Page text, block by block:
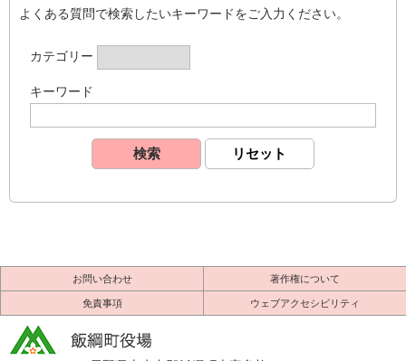
よくある質問で検索したいキーワードをご入力ください。
カテゴリー
キーワード
お問い合わせ 著作権について
免責事項 ウェブアクセシビリティ